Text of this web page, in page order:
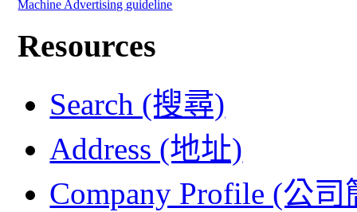
Machine Advertising guideline
Resources
Search (搜尋)
Address (地址)
Company Profile (公司